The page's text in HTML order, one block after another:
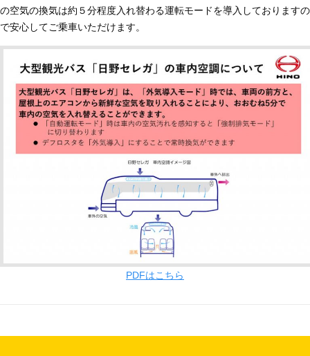
の空気の換気は約５分程度入れ替わる運転モードを導入しておりますの
で安心してご乗車いただけます。
PDFはこちら